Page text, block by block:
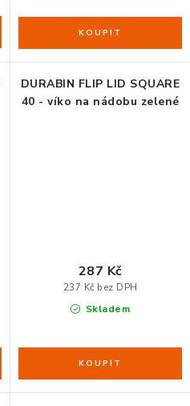
DURABIN FLIP LID SQUARE
40 - víko na nádobu zelené
Skladem
237 Kč bez DPH
287 Kč